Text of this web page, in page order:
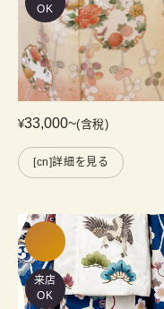
OK
¥33,000~(含稅)
[cn]詳細を見る
来店
OK